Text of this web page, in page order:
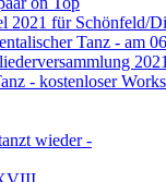
2021 für Schönfeld/
Tanz - am
2021
- kostenloser
wieder -